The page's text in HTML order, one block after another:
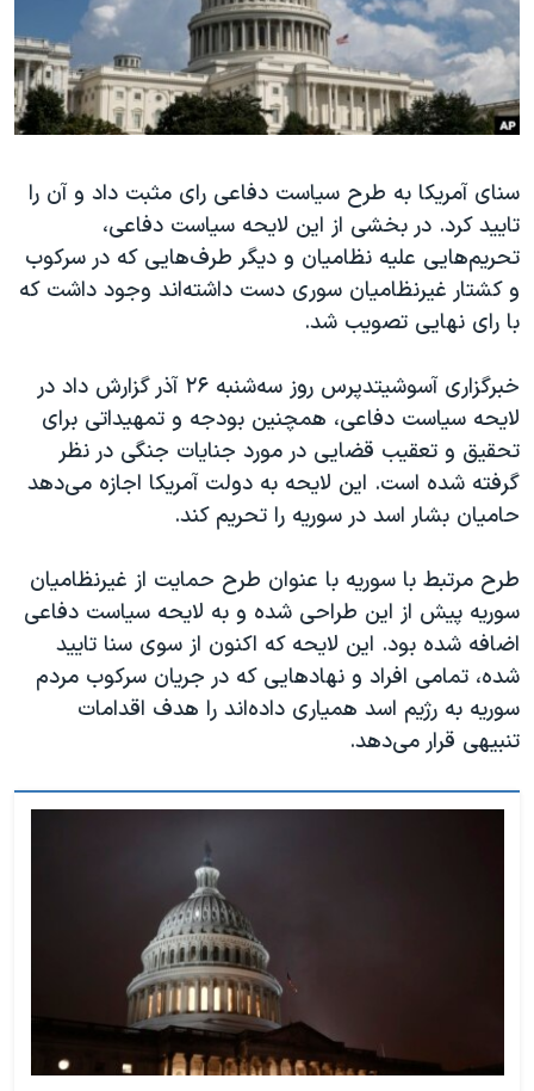
فرهنگ و زندگی
حقوق شهروندی
اقتصادی
اسرائیل در جنگ
گالری عکس
آرشیو پخش زنده
مستندها
انتخابات ریاست جمهوری آمریکا ۲۰۲۴
حمله جمهوری اسلامی به اسرائیل
ورزش زنان در ایران
اعتراضات زن، زندگی، آزادی
مجموعه مستندهای دادخواهی
تریبونال مردمی آبان ۹۸
چهل سال گروگان‌گیری
قانون شفافیت دارائی کادر رهبری ایران
اعتراضات مردمی آبان ۹۸
نرگس محمدی برنده جایزه نوبل صلح
همایش محافظه‌کاران آمریکا «سی‌پک»
صفحه‌های ویژه
سفر پرزیدنت ترامپ به چین
دنبال کنید
زبانهای مختلف
سنای آمریکا به طرح سیاست دفاعی رای مثبت داد و آن را
تایید کرد. در بخشی از این لایحه سیاست دفاعی،
تحریم‌هایی علیه نظامیان و دیگر طرف‌هایی که در سرکوب
و کشتار غیرنظامیان سوری دست داشته‌اند وجود داشت که
با رای نهایی تصویب شد.
خبرگزاری آسوشیتدپرس روز سه‌شنبه ۲۶ آذر گزارش داد در
لایحه سیاست دفاعی، همچنین بودجه‌ و تمهیداتی برای
تحقیق و تعقیب قضایی در مورد جنایات جنگی در نظر
گرفته شده است. این لایحه به دولت آمریکا اجازه می‌دهد
حامیان بشار اسد در سوریه را تحریم کند.
طرح مرتبط با سوریه با عنوان طرح حمایت از غیرنظامیان
سوریه پیش از این طراحی شده و به لایحه سیاست دفاعی
اضافه شده بود. این لایحه که اکنون از سوی سنا تایید
شده، تمامی افراد و نهادهایی که در جریان سرکوب مردم
سوریه به رژیم اسد همیاری داده‌اند را هدف اقدامات
تنبیهی قرار می‌دهد.